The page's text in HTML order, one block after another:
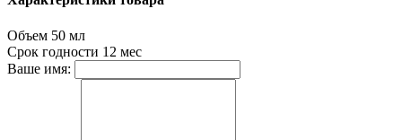
Объем 50 мл
Срок годности 12 мес
Ваше имя: